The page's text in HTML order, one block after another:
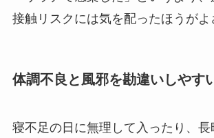
接触リスクには気を配ったほうがよ
体調不良と風邪を勘違いしやす
寝不足の日に無理して入ったり、長